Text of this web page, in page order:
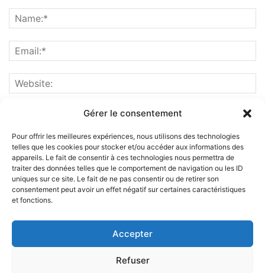
Gérer le consentement
Pour offrir les meilleures expériences, nous utilisons des technologies
telles que les cookies pour stocker et/ou accéder aux informations des
appareils. Le fait de consentir à ces technologies nous permettra de
traiter des données telles que le comportement de navigation ou les ID
uniques sur ce site. Le fait de ne pas consentir ou de retirer son
consentement peut avoir un effet négatif sur certaines caractéristiques
et fonctions.
Accepter
Refuser
ABOUT US
FOLLOW US